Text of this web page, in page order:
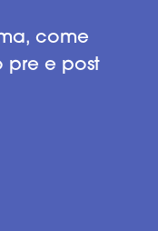
come
pre e post